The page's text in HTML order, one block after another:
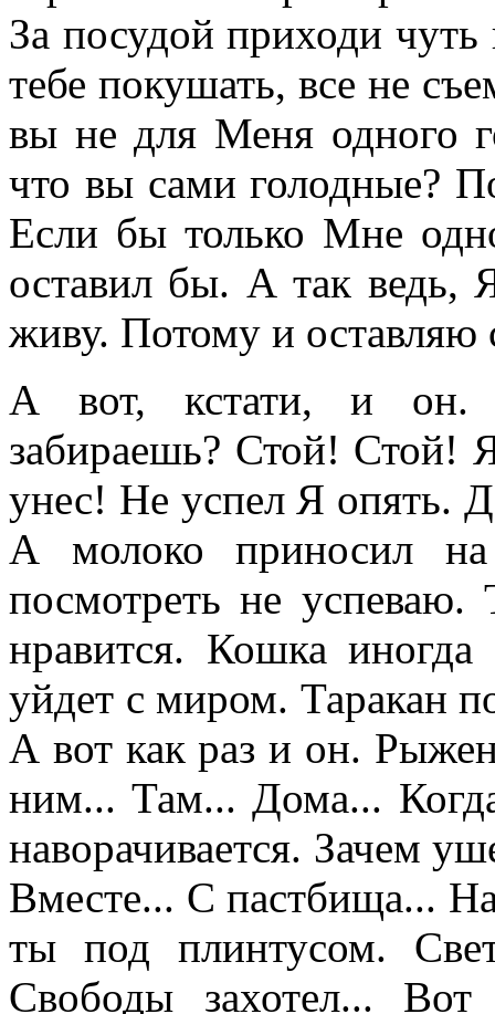
За посудой приходи
тебе покушать, все не
вы не для Меня одного
что вы сами голодные?
Если бы только Мне
оставил бы. А так
живу. Потому и
А вот, кстати, и он.
забираешь? Стой! Стой!
унес! Не успел Я опять.
А молоко приносил
посмотреть не
нравится. Кошка иногда
уйдет с миром. Таракан
А вот как раз и он.
ним... Там... Дома...
наворачивается. Зачем
Вместе... С пастбища...
ты под плинтусом.
Свободы захотел...